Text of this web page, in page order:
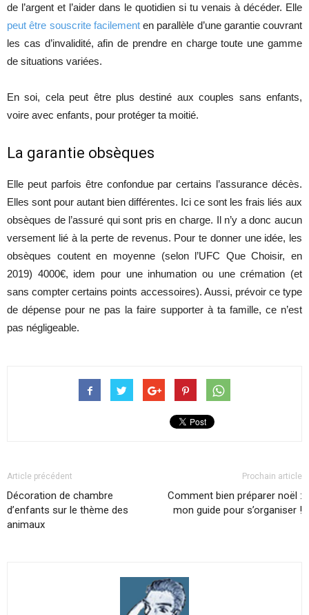
de l’argent et l’aider dans le quotidien si tu venais à décéder. Elle
peut être souscrite facilementen parallèle d’une garantie couvrant
les cas d’invalidité, afin de prendre en charge toute une gamme
de situations variées.
En soi, cela peut être plus destiné aux couples sans enfants,
voire avec enfants, pour protéger ta moitié.
La garantie obsèques
Elle peut parfois être confondue par certains l’assurance décès.
Elles sont pour autant bien différentes. Ici ce sont les frais liés aux
obsèques de l’assuré qui sont pris en charge. Il n’y a donc aucun
versement lié à la perte de revenus. Pour te donner une idée, les
obsèques coutent en moyenne (selon l’UFC Que Choisir, en
2019) 4000€, idem pour une inhumation ou une crémation (et
sans compter certains points accessoires). Aussi, prévoir ce type
de dépense pour ne pas la faire supporter à ta famille, ce n’est
pas négligeable.
Article précédent
Décoration de chambre
d’enfants sur le thème des
animaux
Prochain article
Comment bien préparer noël :
mon guide pour s’organiser !